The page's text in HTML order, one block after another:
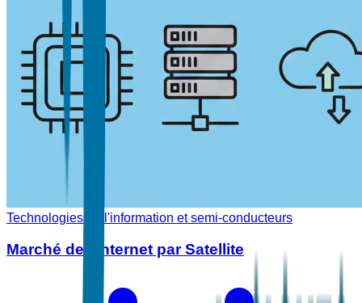
Technologies de l'information et semi-conducteurs
Marché de l'Internet par Satellite